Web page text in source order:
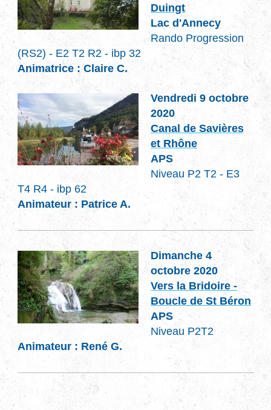
Duingt
Lac d'Annecy
Rando Progression
(RS2) - E2 T2 R2 - ibp 32
Animatrice : Claire C.
Vendredi 9 octobre
2020
Canal de Savières
et Rhône
APS
Niveau P2 T2 - E3
T4 R4 - ibp 62
Animateur : Patrice A.
Dimanche 4
octobre 2020
Vers la Bridoire -
Boucle de St Béron
APS
Niveau P2T2
Animateur : René G.